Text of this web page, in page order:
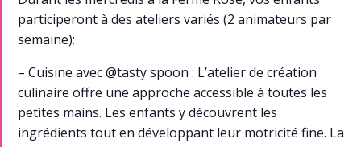
participeront à des ateliers variés (2 animateurs par
semaine):
– Cuisine avec @tasty spoon : L’atelier de création
culinaire offre une approche accessible à toutes les
petites mains. Les enfants y découvrent les
ingrédients tout en développant leur motricité fine. La